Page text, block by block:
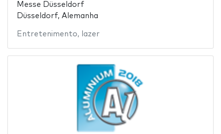
Messe Düsseldorf
Düsseldorf, Alemanha
Entretenimento, lazer